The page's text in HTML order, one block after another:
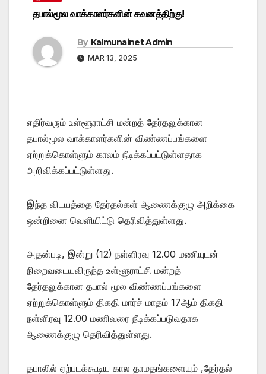
தபால்மூல வாக்காளர்களின் கவனத்திற்கு!
By Kalmunainet Admin
MAR 13, 2025
எதிர்வரும் உள்ளூராட்சி மன்றத் தேர்தலுக்கான
தபால்மூல வாக்காளர்களின் விண்ணப்பங்களை
ஏற்றுக்கொள்ளும் காலம் நீடிக்கப்பட்டுள்ளதாக
அறிவிக்கப்பட்டுள்ளது.
இந்த விடயத்தை தேர்தல்கள் ஆணைக்குழு அறிக்கை
ஒன்றினை வெளியிட்டு தெரிவித்துள்ளது.
அதன்படி, இன்று (12) நள்ளிரவு 12.00 மணியுடன்
நிறைவடையவிருந்த உள்ளூராட்சி மன்றத்
தேர்தலுக்கான தபால் மூல விண்ணப்பங்களை
ஏற்றுக்கொள்ளும் திகதி மார்ச் மாதம் 17ஆம் திகதி
நள்ளிரவு 12.00 மணிவரை நீடிக்கப்படுவதாக
ஆணைக்குழு தெரிவித்துள்ளது.
தபாலில் ஏற்படக்கூடிய கால தாமதங்களையும் ,தேர்தல்